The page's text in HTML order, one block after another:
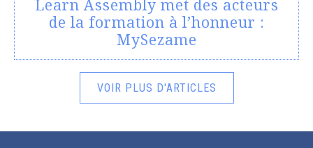
Learn Assembly met des acteurs
de la formation à l’honneur :
MySezame
VOIR PLUS D'ARTICLES